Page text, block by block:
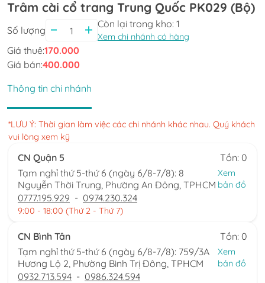
Trâm cài cổ trang Trung Quốc PK029 (Bộ)
Số lượng
Còn lại trong kho: 1
Xem chi nhánh có hàng
Giá thuê:170.000
Giá bán:400.000
Thông tin chi nhánh
*LƯU Ý: Thời gian làm việc các chi nhánh khác nhau. Quý khách
vui lòng xem kỹ
CN Quận 5
Tồn: 0
Tạm nghỉ thứ 5-thứ 6 (ngày 6/8-7/8): 8
Nguyễn Thời Trung, Phường An Đông, TPHCM
Xem
bản đồ
0777.195.929 - 0974.230.324
9:00 - 18:00 (Thứ 2 - Thứ 7)
CN Bình Tân
Tồn: 0
Tạm nghỉ thứ 5-thứ 6 (ngày 6/8-7/8): 759/3A
Hương Lộ 2, Phường Bình Trị Đông, TPHCM
Xem
bản đồ
0932.713.594 - 0986.324.594